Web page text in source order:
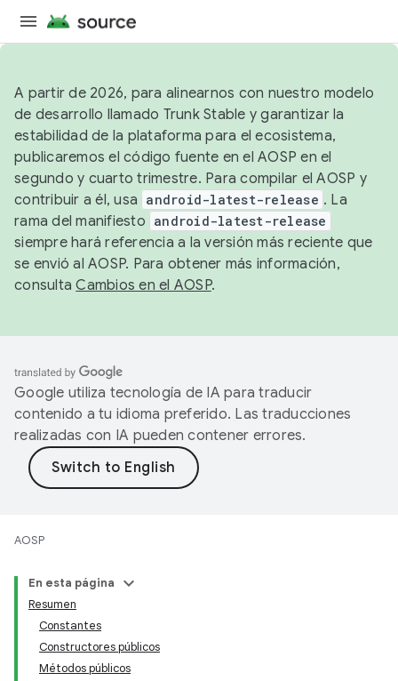
A partir de 2026, para alinearnos con nuestro modelo
de desarrollo llamado Trunk Stable y garantizar la
estabilidad de la plataforma para el ecosistema,
publicaremos el código fuente en el AOSP en el
segundo y cuarto trimestre. Para compilar el AOSP y
contribuir a él, usa android-latest-release . La
rama del manifiesto android-latest-release
siempre hará referencia a la versión más reciente que
se envió al AOSP. Para obtener más información,
consultaCambios en el AOSP.
Google utiliza tecnología de IA para traducir
contenido a tu idioma preferido. Las traducciones
realizadas con IA pueden contener errores.
AOSP
En esta página
Resumen
Constantes
Constructores públicos
Métodos públicos